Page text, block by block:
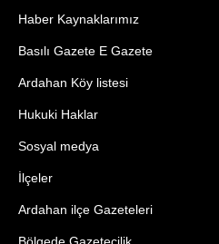
Haber Kaynaklarımız
Basılı Gazete E Gazete
Ardahan Köy listesi
Hukuki Haklar
Sosyal medya
İlçeler
Ardahan ilçe Gazeteleri